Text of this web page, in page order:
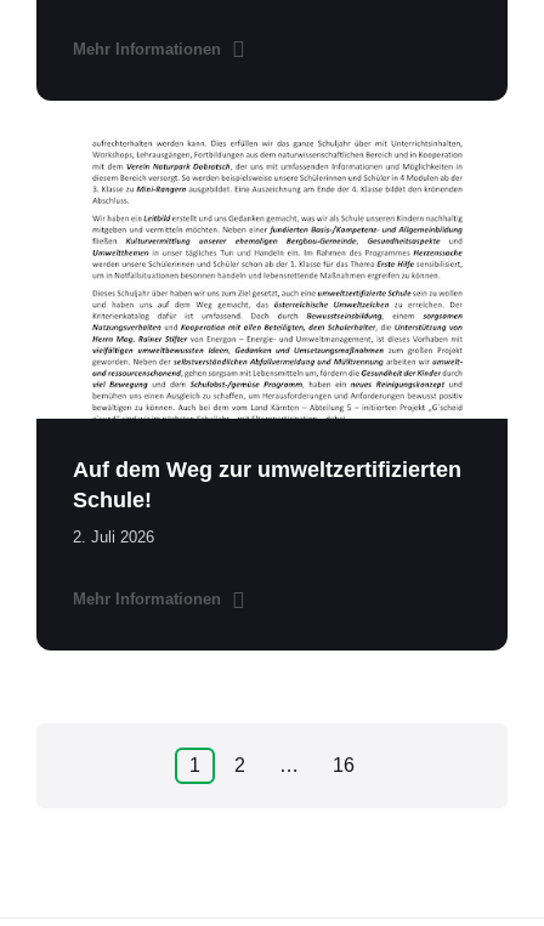
Mehr Informationen
umweltzertifizierten
Schule_GemeindeApp.pdf
Auf dem Weg zur umweltzertifizierten
Schule!
2. Juli 2026
Mehr Informationen
Seitennummerierung
1 2 … 16